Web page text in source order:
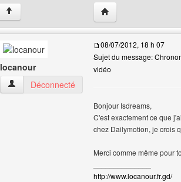
↑ Visiter le site web
locanour
locanour Voir le profil de l'utilisateur
Déconnecté
08/07/2012, 18 h 07
Sujet du message:
vidéo
Bonjour Isdreams,
C'est exactement ce que
chez Dailymotion, je crois
Merci comme même pour
http://www.locanour.fr.gd/